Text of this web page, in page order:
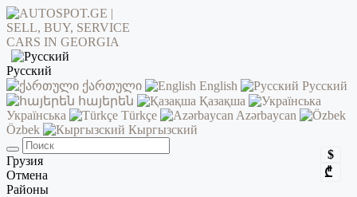
Русский
ქართული
English
Русский
հայերեն
Қазақша
Українська
Türkçe
Azərbaycan
Özbek
Кыргызский
$
₾
Грузия
Отмена
Районы